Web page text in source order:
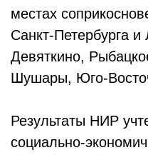
местах
Санкт-Петербурга и
Девяткино,
Шушары, Юго-
Результаты НИР
социально-